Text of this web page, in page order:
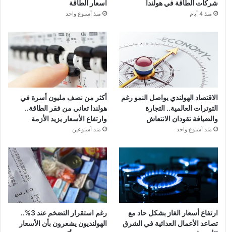
شركات الطاقة في هولندا
منذ 4 أيام
أسعار الطاقة
منذ أسبوع واحد
الاقتصاد الهولندي يواصل النمو رغم
التوترات العالمية.. التجارة
والضيافة تقودان الانتعاش
منذ أسبوع واحد
أكثر من نصف مليون أسرة في
هولندا تعاني من فقر الطاقة..
وارتفاع الأسعار يزيد الأزمة
منذ أسبوعين
ارتفاع أسعار الغاز بشكل حاد مع
تصاعد الأعمال العدائية في الشرق
رغم استقرار التضخم عند 3%..
الهولنديون يشعرون بأن الأسعار